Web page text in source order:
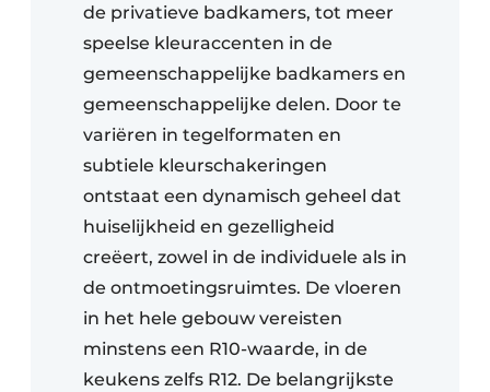
de privatieve badkamers, tot meer
speelse kleuraccenten in de
gemeenschappelijke badkamers en
gemeenschappelijke delen. Door te
variëren in tegelformaten en
subtiele kleurschakeringen
ontstaat een dynamisch geheel dat
huiselijkheid en gezelligheid
creëert, zowel in de individuele als in
de ontmoetingsruimtes. De vloeren
in het hele gebouw vereisten
minstens een R10-waarde, in de
keukens zelfs R12. De belangrijkste